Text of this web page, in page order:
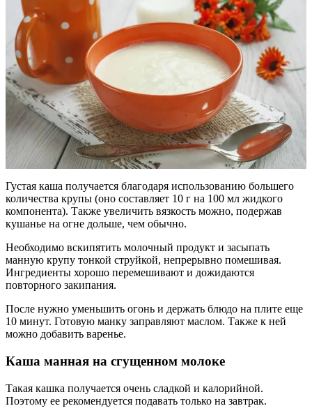
Густая каша получается благодаря использованию большего
количества крупы (оно составляет 10 г на 100 мл жидкого
компонента). Также увеличить вязкость можно, подержав
кушанье на огне дольше, чем обычно.
Необходимо вскипятить молочный продукт и засыпать
манную крупу тонкой струйкой, непрерывно помешивая.
Ингредиенты хорошо перемешивают и дожидаются
повторного закипания.
После нужно уменьшить огонь и держать блюдо на плите еще
10 минут. Готовую манку заправляют маслом. Также к ней
можно добавить варенье.
Каша манная на сгущенном молоке
Такая кашка получается очень сладкой и калорийной.
Поэтому ее рекомендуется подавать только на завтрак.